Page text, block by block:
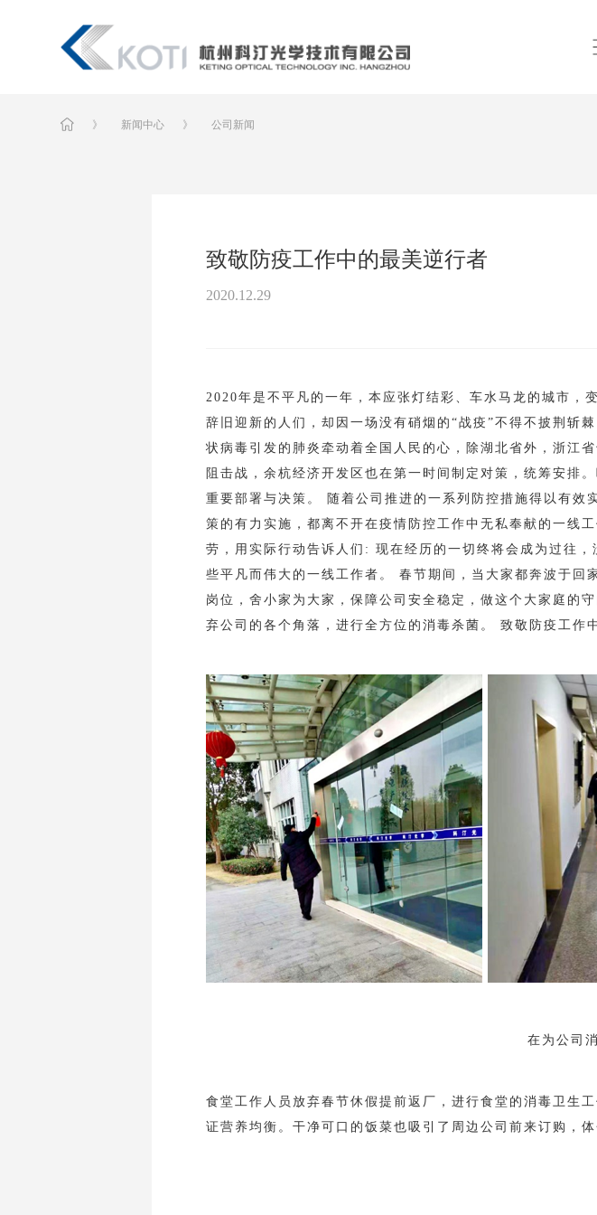
》 新闻中心 》 公司新闻
致敬防疫工作中的最美逆行者
2020.12.29
2020年是不平凡的一年，本应张灯结彩、车水马龙的城市，
辞旧迎新的人们，却因一场没有硝烟的“战疫”不得不披荆斩
状病毒引发的肺炎牵动着全国人民的心，除湖北省外，浙江
阻击战，余杭经济开发区也在第一时间制定对策，统筹安排
重要部署与决策。 随着公司推进的一系列防控措施得以有效
策的有力实施，都离不开在疫情防控工作中无私奉献的一线
劳，用实际行动告诉人们: 现在经历的一切终将会成为过往
些平凡而伟大的一线工作者。 春节期间，当大家都奔波于回
岗位，舍小家为大家，保障公司安全稳定，做这个大家庭的
弃公司的各个角落，进行全方位的消毒杀菌。 致敬防疫工作
在为公司
食堂工作人员放弃春节休假提前返厂，进行食堂的消毒卫生
证营养均衡。干净可口的饭菜也吸引了周边公司前来订购，